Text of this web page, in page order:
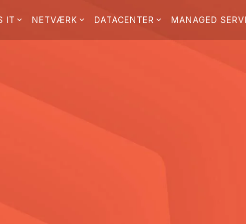
IT NETVÆRK DATACENTER MANAGED